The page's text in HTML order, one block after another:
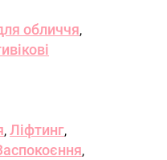
обличчя,
, Ліфтинг,
,